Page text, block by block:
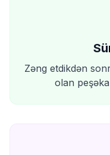
Zəng etdikdən
olan